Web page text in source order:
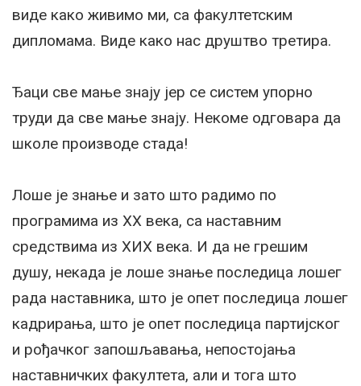
виде како живимо ми, са факултетским
дипломама. Виде како нас друштво третира.
Ђаци све мање знају јер се систем упорно
труди да све мање знају. Некоме одговара да
школе производе стада!
Лоше је знање и зато што радимо по
програмима из XX века, са наставним
средствима из XИX века. И да не грешим
душу, некада је лоше знање последица лошег
рада наставника, што је опет последица лошег
кадрирања, што је опет последица партијског
и рођачког запошљавања, непостојања
наставничких факултета, али и тога што